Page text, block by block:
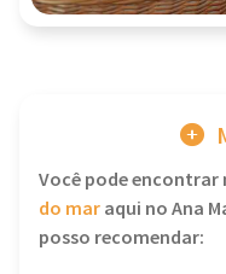
Você pode encontrar
do maraqui no Ana
posso recomendar: